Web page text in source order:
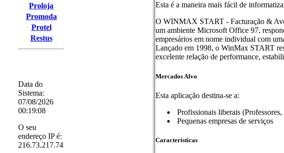
Proloja
Promoda
Protel
Restus
Data do
Sistema:
07/08/2026
00:19:08
O seu
endereço IP é:
216.73.217.74
Esta é a maneira mais fácil de
O WINMAX START - Facturação &
um ambiente Microsoft Office 97,
empresários em nome individual com
Lançado em 1998, o WinMax START
excelente relação de performance,
Mercados Alvo
Esta aplicação destina-se a:
Profissionais liberais
Pequenas empresas de serviços
Caracteristicas